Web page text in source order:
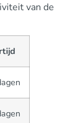
van de